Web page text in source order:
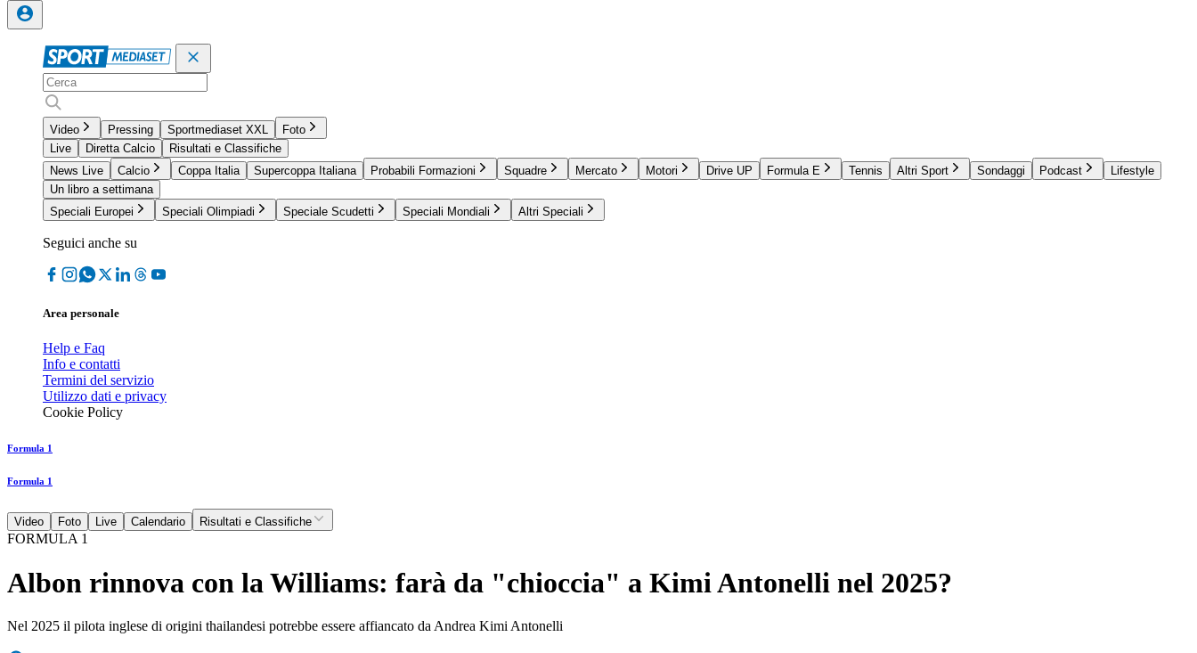
Video Pressing Sportmediaset XXL
Foto
Live
Diretta Calcio
Risultati e Classifiche
News Live
Calcio Coppa Italia Supercoppa Italiana Probabili Formazioni Squadre Mercato Motori Drive UP Formula E Tennis Altri Sport Sondaggi Podcast
Lifestyle
Un libro a settimana
Speciali Europei
Speciali Olimpiadi Speciale Scudetti Speciali Mondiali Altri Speciali
Seguici anche su
Area personale
Help e Faq
Info e contatti
Termini del servizio
Utilizzo dati e privacy
Cookie Policy
Formula 1
Formula 1
Video Foto Live Calendario Risultati e Classifiche
FORMULA 1
Albon rinnova con la Williams: farà da "chioccia" a Kimi Antonelli nel 2025?
Nel 2025 il pilota inglese di origini thailandesi potrebbe essere affiancato da Andrea Kimi Antonelli